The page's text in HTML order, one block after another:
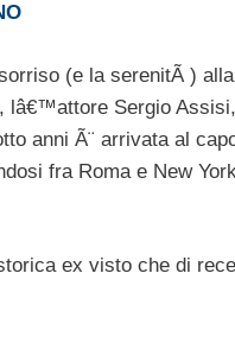
(e la serenitÃ )
lâ€™attore Sergio
anni Ã¨ arrivata al
fra Roma e New
ex visto che di